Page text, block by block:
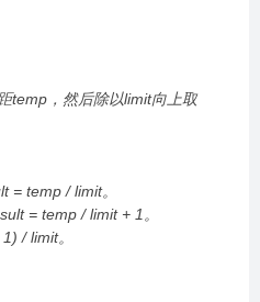
temp，然后除以limit向上取
= temp / limit。
= temp / limit + 1。
/ limit。